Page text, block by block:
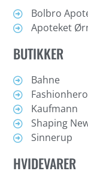
Bolbro
Apoteket
BUTIKKER
Bahne
Fashionhero
Kaufmann
Shaping
Sinnerup
HVIDEVARER